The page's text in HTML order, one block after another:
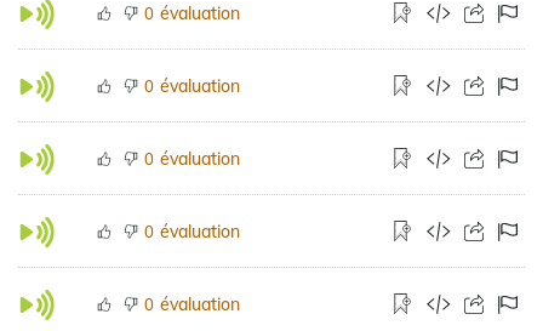
0 évaluation
0 évaluation
0 évaluation
0 évaluation
0 évaluation